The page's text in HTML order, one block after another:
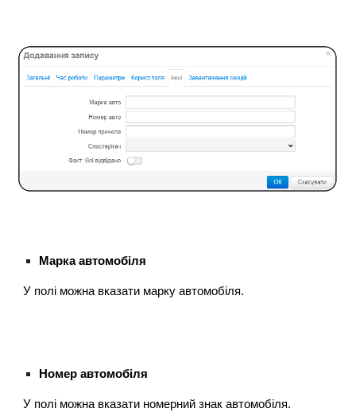
Марка автомобіля
У полі можна вказати марку автомобіля.
Номер автомобіля
У полі можна вказати номерний знак автомобіля.